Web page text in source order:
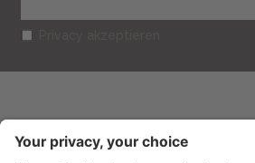
BELVEDERE HOTEL